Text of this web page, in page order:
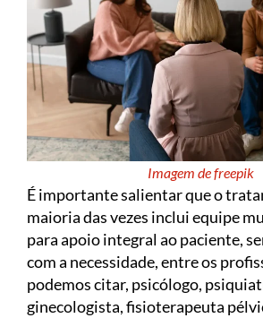
Imagem de freepik
É importante salientar que o
maioria das vezes inclui equipe
para apoio integral ao paciente,
com a necessidade, entre os
podemos citar, psicólogo,
ginecologista, fisioterapeuta